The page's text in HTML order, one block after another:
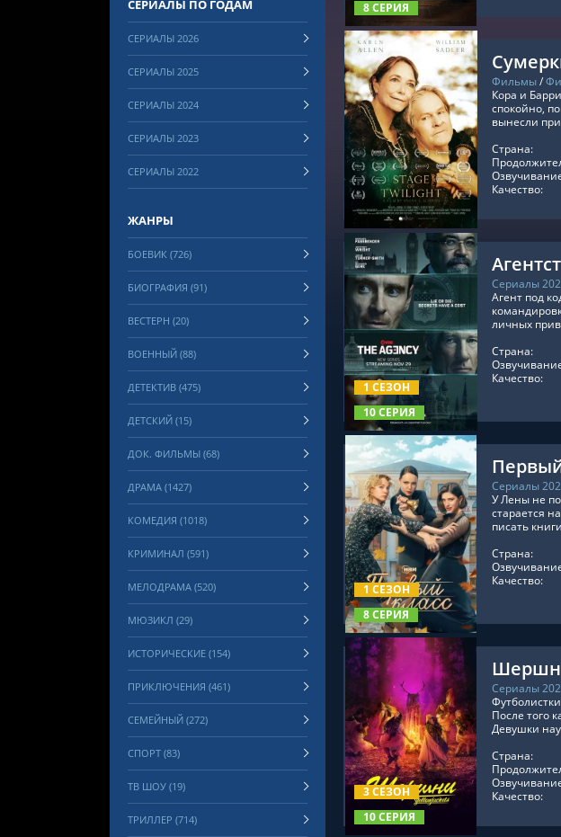
8 СЕРИЯ
СМОТРЕТЬ ОНЛАЙН
Фильмы/
Кора и
спокойно,
вынесли
Страна:
Качество:
1 СЕЗОН
10 СЕРИЯ
СМОТРЕТЬ ОНЛАЙН
Сериалы
Агент под
личных
Страна:
Качество:
1 СЕЗОН
8 СЕРИЯ
СМОТРЕТЬ ОНЛАЙН
Сериалы
У Лены не
старается
писать
Страна:
Качество:
3 СЕЗОН
10 СЕРИЯ
СМОТРЕТЬ ОНЛАЙН
Сериалы
После того
Девушки
Страна:
Качество:
СЕРИАЛЫ ПО ГОДАМ
СЕРИАЛЫ 2026
СЕРИАЛЫ 2025
СЕРИАЛЫ 2024
СЕРИАЛЫ 2023
СЕРИАЛЫ 2022
ЖАНРЫ
БОЕВИК (726)
БИОГРАФИЯ (91)
ВЕСТЕРН (20)
ВОЕННЫЙ (88)
ДЕТЕКТИВ (475)
ДЕТСКИЙ (15)
ДОК. ФИЛЬМЫ (68)
ДРАМА (1427)
КОМЕДИЯ (1018)
КРИМИНАЛ (591)
МЕЛОДРАМА (520)
МЮЗИКЛ (29)
ИСТОРИЧЕСКИЕ (154)
ПРИКЛЮЧЕНИЯ (461)
СЕМЕЙНЫЙ (272)
СПОРТ (83)
ТВ ШОУ (19)
ТРИЛЛЕР (714)